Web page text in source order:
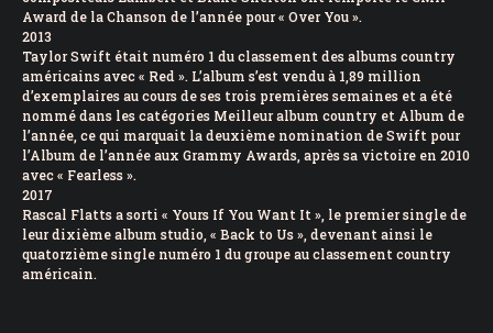
Award de la Chanson de l’année pour « Over You ».
2013
Taylor Swift était numéro 1 du classement des albums country
américains avec « Red ». L’album s’est vendu à 1,89 million
d’exemplaires au cours de ses trois premières semaines et a été
nommé dans les catégories Meilleur album country et Album de
l’année, ce qui marquait la deuxième nomination de Swift pour
l’Album de l’année aux Grammy Awards, après sa victoire en 2010
avec « Fearless ».
2017
Rascal Flatts a sorti « Yours If You Want It », le premier single de
leur dixième album studio, « Back to Us », devenant ainsi le
quatorzième single numéro 1 du groupe au classement country
américain.